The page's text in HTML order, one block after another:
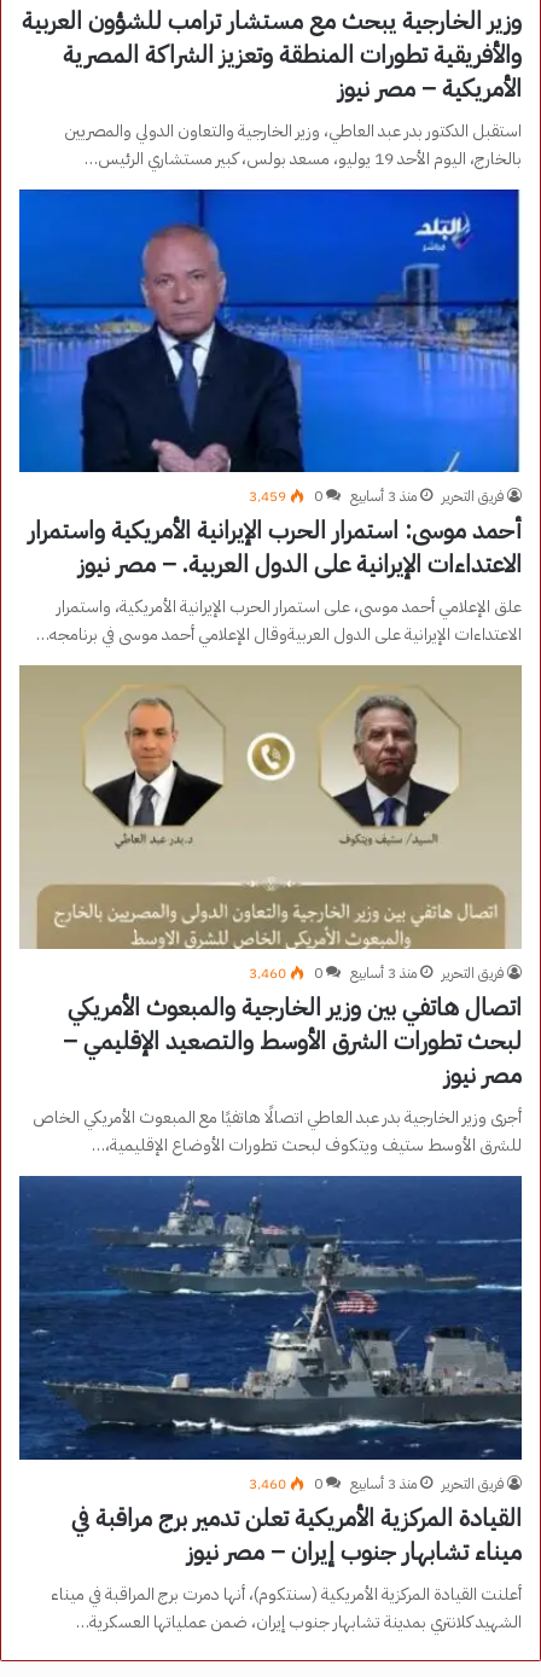
وزير الخارجية يبحث مع مستشار ترامب للشؤون العربية
والأفريقية تطورات المنطقة وتعزيز الشراكة المصرية
الأمريكية – مصر نيوز
استقبل الدكتور بدر عبد العاطي، وزير الخارجية والتعاون الدولي والمصريين
بالخارج، اليوم الأحد 19 يوليو، مسعد بولس، كبير مستشاري الرئيس…
فريق التحرير منذ 3 أسابيع 0 3٬459
أحمد موسى: استمرار الحرب الإيرانية الأمريكية واستمرار
الاعتداءات الإيرانية على الدول العربية. – مصر نيوز
علق الإعلامي أحمد موسى، على استمرار الحرب الإيرانية الأمريكية، واستمرار
الاعتداءات الإيرانية على الدول العربيةوقال الإعلامي أحمد موسى في برنامجه…
فريق التحرير منذ 3 أسابيع 0 3٬460
اتصال هاتفي بين وزير الخارجية والمبعوث الأمريكي
لبحث تطورات الشرق الأوسط والتصعيد الإقليمي –
مصر نيوز
أجرى وزير الخارجية بدر عبد العاطي اتصالًا هاتفيًا مع المبعوث الأمريكي الخاص
للشرق الأوسط ستيف ويتكوف لبحث تطورات الأوضاع الإقليمية،…
فريق التحرير منذ 3 أسابيع 0 3٬460
القيادة المركزية الأمريكية تعلن تدمير برج مراقبة في
ميناء تشابهار جنوب إيران – مصر نيوز
أعلنت القيادة المركزية الأمريكية (سنتكوم)، أنها دمرت برج المراقبة في ميناء
الشهيد كلانتري بمدينة تشابهار جنوب إيران، ضمن عملياتها العسكرية…